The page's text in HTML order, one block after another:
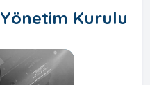
Yönetim Kurulu